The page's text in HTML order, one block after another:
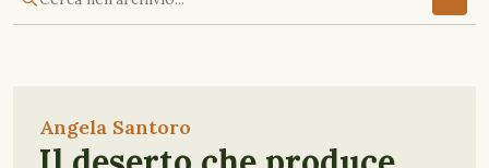
Angela Santoro